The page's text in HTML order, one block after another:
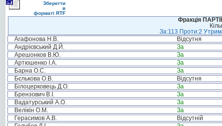
Зберегти
в
форматі RTF
Фракція
За:113 Проти:2
Агафонова Н.В.
Відсутня
Андрієвський Д.Й.
За
Арешонков В.Ю.
За
Артюшенко І.А.
За
Барна О.С.
За
Бєлькова О.В.
Відсутня
Білоцерковець Д.О.
За
Брензович В.І.
За
Вадатурський А.О.
За
Велікін О.М.
За
Герасимов А.В.
Відсутній